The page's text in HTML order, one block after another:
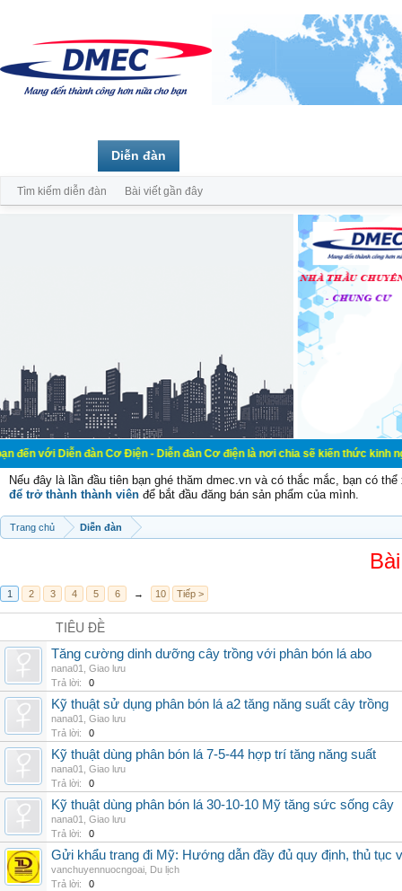
đàn Cơ Điện - Diễn đàn Cơ điện là nơi chia sẽ kiến thức kinh nghiệm
Nếu đây là lần đầu tiên bạn ghé thăm dmec.vn và có thắc mắc, bạn có
để trở thành thành viên để bắt đầu đăng bán sản phẩm của mình.
Trang chủ Diễn đàn
1 2 3 4 5 6 → 10 Tiếp >
TIÊU ĐỀ
Tăng cường dinh dưỡng cây trồng với phân bón lá abo
nana01
Giao lưu
Trả lời:
0
Kỹ thuật sử dụng phân bón lá a2 tăng năng suất cây trồng
nana01
Giao lưu
Trả lời:
0
Kỹ thuật dùng phân bón lá 7-5-44 hợp trí tăng năng suất
nana01
Giao lưu
Trả lời:
0
Kỹ thuật dùng phân bón lá 30-10-10 Mỹ tăng sức sống cây
nana01
Giao lưu
Trả lời:
0
Gửi khẩu trang đi Mỹ: Hướng dẫn đầy đủ quy định, thủ tục
vanchuyennuocngoai Du lịch
Trả lời:
0
Diễn đàn
Tìm kiếm diễn đàn Bài viết gần đây